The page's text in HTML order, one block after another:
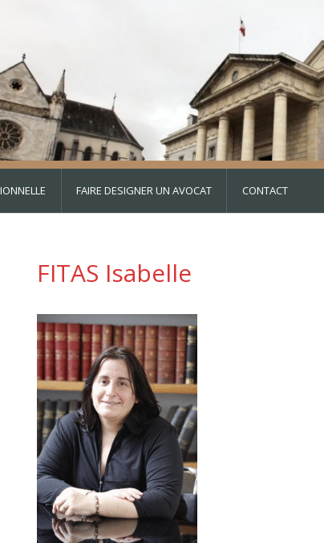
FAIRE DESIGNER UN AVOCAT CONTACT
FITAS Isabelle